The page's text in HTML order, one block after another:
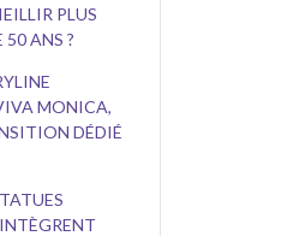
PLUS
50 ANS ?
MONICA,
DÉDIÉ